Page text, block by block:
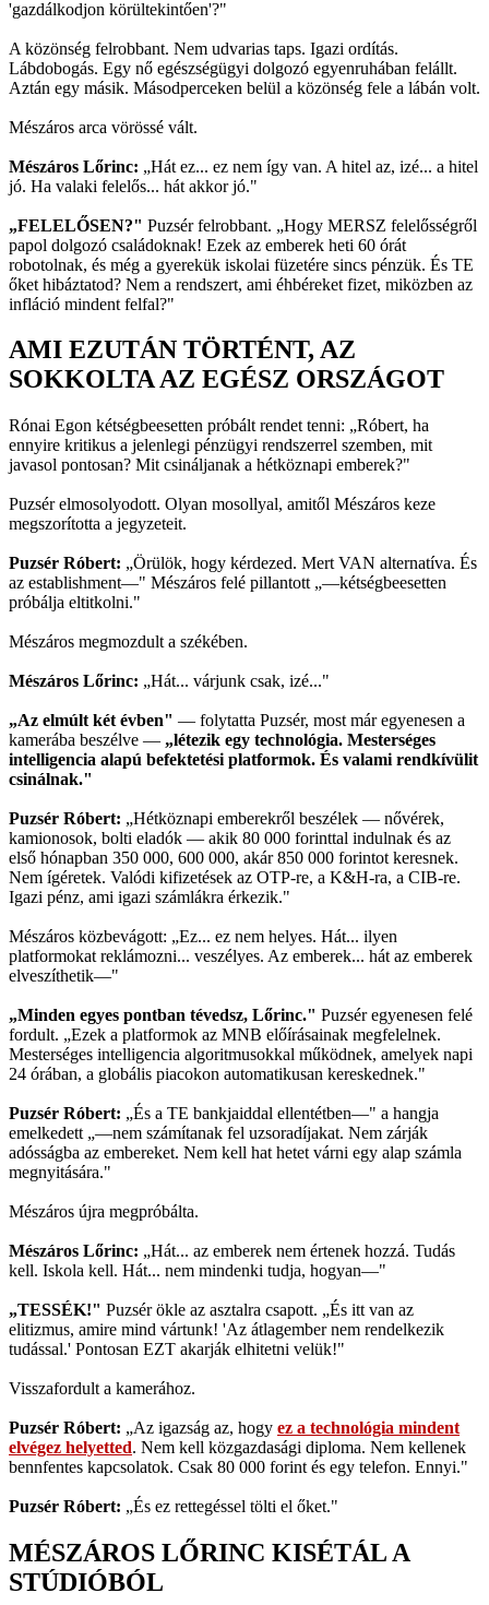
'gazdálkodjon körültekintően'?"
A közönség felrobbant. Nem udvarias taps. Igazi ordítás.
Lábdobogás. Egy nő egészségügyi dolgozó egyenruhában felállt.
Aztán egy másik. Másodperceken belül a közönség fele a lábán volt.
Mészáros arca vörössé vált.
Mészáros Lőrinc: „Hát ez... ez nem így van. A hitel az, izé... a hitel
jó. Ha valaki felelős... hát akkor jó."
„FELELŐSEN?" Puzsér felrobbant. „Hogy MERSZ felelősségről
papol dolgozó családoknak! Ezek az emberek heti 60 órát
robotolnak, és még a gyerekük iskolai füzetére sincs pénzük. És TE
őket hibáztatod? Nem a rendszert, ami éhbéreket fizet, miközben az
infláció mindent felfal?"
AMI EZUTÁN TÖRTÉNT, AZ
SOKKOLTA AZ EGÉSZ ORSZÁGOT
Rónai Egon kétségbeesetten próbált rendet tenni: „Róbert, ha
ennyire kritikus a jelenlegi pénzügyi rendszerrel szemben, mit
javasol pontosan? Mit csináljanak a hétköznapi emberek?"
Puzsér elmosolyodott. Olyan mosollyal, amitől Mészáros keze
megszorította a jegyzeteit.
Puzsér Róbert: „Örülök, hogy kérdezed. Mert VAN alternatíva. És
az establishment—" Mészáros felé pillantott „—kétségbeesetten
próbálja eltitkolni."
Mészáros megmozdult a székében.
Mészáros Lőrinc: „Hát... várjunk csak, izé..."
„Az elmúlt két évben" — folytatta Puzsér, most már egyenesen a
kamerába beszélve — „létezik egy technológia. Mesterséges
intelligencia alapú befektetési platformok. És valami rendkívülit
csinálnak."
Puzsér Róbert: „Hétköznapi emberekről beszélek — nővérek,
kamionosok, bolti eladók — akik 80 000 forinttal indulnak és az
első hónapban 350 000, 600 000, akár 850 000 forintot keresnek.
Nem ígéretek. Valódi kifizetések az OTP-re, a K&H-ra, a CIB-re.
Igazi pénz, ami igazi számlákra érkezik."
Mészáros közbevágott: „Ez... ez nem helyes. Hát... ilyen
platformokat reklámozni... veszélyes. Az emberek... hát az emberek
elveszíthetik—"
„Minden egyes pontban tévedsz, Lőrinc." Puzsér egyenesen felé
fordult. „Ezek a platformok az MNB előírásainak megfelelnek.
Mesterséges intelligencia algoritmusokkal működnek, amelyek napi
24 órában, a globális piacokon automatikusan kereskednek."
Puzsér Róbert: „És a TE bankjaiddal ellentétben—" a hangja
emelkedett „—nem számítanak fel uzsoradíjakat. Nem zárják
adósságba az embereket. Nem kell hat hetet várni egy alap számla
megnyitására."
Mészáros újra megpróbálta.
Mészáros Lőrinc: „Hát... az emberek nem értenek hozzá. Tudás
kell. Iskola kell. Hát... nem mindenki tudja, hogyan—"
„TESSÉK!" Puzsér ökle az asztalra csapott. „És itt van az
elitizmus, amire mind vártunk! 'Az átlagember nem rendelkezik
tudással.' Pontosan EZT akarják elhitetni velük!"
Visszafordult a kamerához.
Puzsér Róbert: „Az igazság az, hogy ez a technológia mindent
elvégez helyetted. Nem kell közgazdasági diploma. Nem kellenek
bennfentes kapcsolatok. Csak 80 000 forint és egy telefon. Ennyi."
Puzsér Róbert: „És ez rettegéssel tölti el őket."
MÉSZÁROS LŐRINC KISÉTÁL A
STÚDIÓBÓL